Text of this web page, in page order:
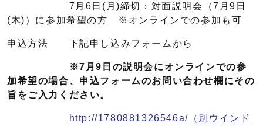
7月6日(月)締切：対面説明会（7月9日
(木)）に参加希望の方 ※オンラインでの参加も可
申込方法 下記申し込みフォームから
※7月9日の説明会にオンラインでの参
加希望の場合、申込フォームのお問い合わせ欄にその
旨をご入力ください。
http://1780881326546a/ （別ウインド